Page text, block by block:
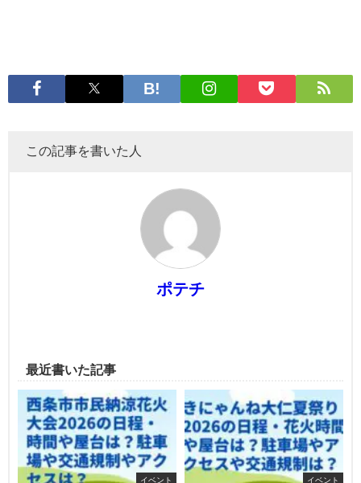
この記事を書いた人
ポテチ
最近書いた記事
イベント イベント